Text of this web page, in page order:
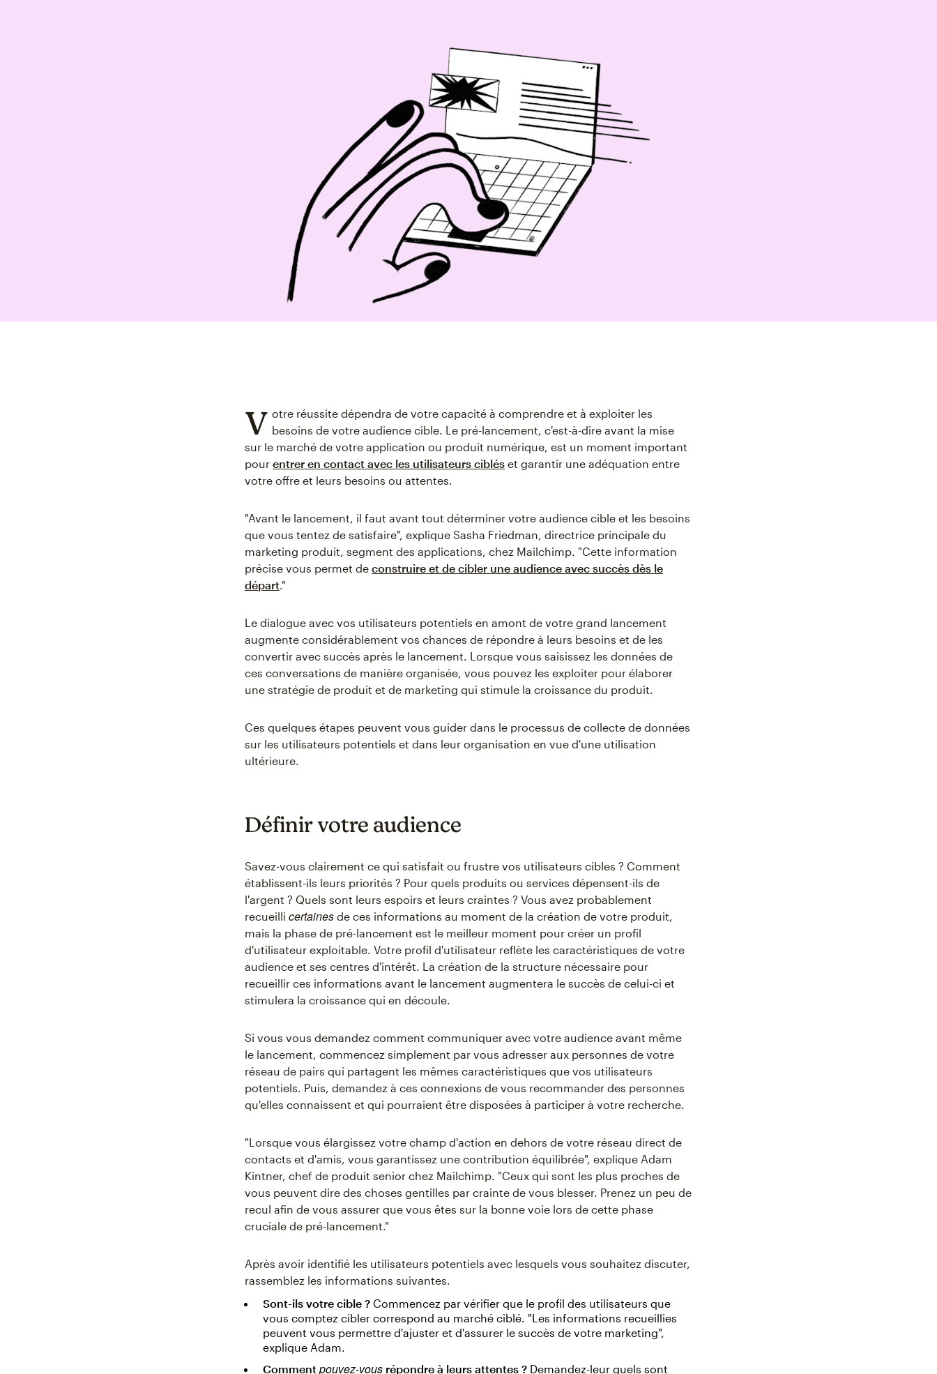
V otre réussite dépendra de votre capacité à comprendre et à exploiter les
besoins de votre audience cible. Le pré-lancement, c'est-à-dire avant la mise
sur le marché de votre application ou produit numérique, est un moment important
pour entrer en contact avec les utilisateurs ciblés et garantir une adéquation entre
votre offre et leurs besoins ou attentes.
"Avant le lancement, il faut avant tout déterminer votre audience cible et les besoins
que vous tentez de satisfaire", explique Sasha Friedman, directrice principale du
marketing produit, segment des applications, chez Mailchimp. "Cette information
précise vous permet de construire et de cibler une audience avec succès dès le
départ ."
Le dialogue avec vos utilisateurs potentiels en amont de votre grand lancement
augmente considérablement vos chances de répondre à leurs besoins et de les
convertir avec succès après le lancement. Lorsque vous saisissez les données de
ces conversations de manière organisée, vous pouvez les exploiter pour élaborer
une stratégie de produit et de marketing qui stimule la croissance du produit.
Ces quelques étapes peuvent vous guider dans le processus de collecte de données
sur les utilisateurs potentiels et dans leur organisation en vue d'une utilisation
ultérieure.
Définir votre audience
Savez-vous clairement ce qui satisfait ou frustre vos utilisateurs cibles ? Comment
établissent-ils leurs priorités ? Pour quels produits ou services dépensent-ils de
l'argent ? Quels sont leurs espoirs et leurs craintes ? Vous avez probablement
recueilli certaines de ces informations au moment de la création de votre produit,
mais la phase de pré-lancement est le meilleur moment pour créer un profil
d'utilisateur exploitable. Votre profil d'utilisateur reflète les caractéristiques de votre
audience et ses centres d'intérêt. La création de la structure nécessaire pour
recueillir ces informations avant le lancement augmentera le succès de celui-ci et
stimulera la croissance qui en découle.
Si vous vous demandez comment communiquer avec votre audience avant même
le lancement, commencez simplement par vous adresser aux personnes de votre
réseau de pairs qui partagent les mêmes caractéristiques que vos utilisateurs
potentiels. Puis, demandez à ces connexions de vous recommander des personnes
qu'elles connaissent et qui pourraient être disposées à participer à votre recherche.
"Lorsque vous élargissez votre champ d'action en dehors de votre réseau direct de
contacts et d'amis, vous garantissez une contribution équilibrée", explique Adam
Kintner, chef de produit senior chez Mailchimp. "Ceux qui sont les plus proches de
vous peuvent dire des choses gentilles par crainte de vous blesser. Prenez un peu de
recul afin de vous assurer que vous êtes sur la bonne voie lors de cette phase
cruciale de pré-lancement."
Après avoir identifié les utilisateurs potentiels avec lesquels vous souhaitez discuter,
rassemblez les informations suivantes.
Sont-ils votre cible ? Commencez par vérifier que le profil des utilisateurs que
vous comptez cibler correspond au marché ciblé. "Les informations recueillies
peuvent vous permettre d'ajuster et d'assurer le succès de votre marketing",
explique Adam.
Comment pouvez-vous répondre à leurs attentes ? Demandez-leur quels sont